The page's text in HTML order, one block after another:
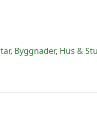
, Byggnader, Hus &